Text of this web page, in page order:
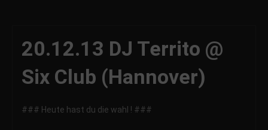
20.12.13 DJ Territo @
Six Club (Hannover)
### Heute hast du die wahl ! ###